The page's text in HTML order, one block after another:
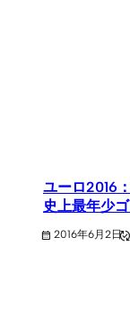
ユーロ2016
史上最年少
2016年6月2日